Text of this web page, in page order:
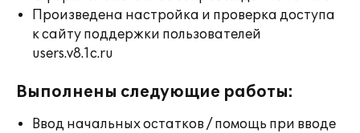
Произведена настройка и проверка доступа
к сайту поддержки пользователей
users.v8.1c.ru
Выполнены следующие работы:
Ввод начальных остатков / помощь при вводе